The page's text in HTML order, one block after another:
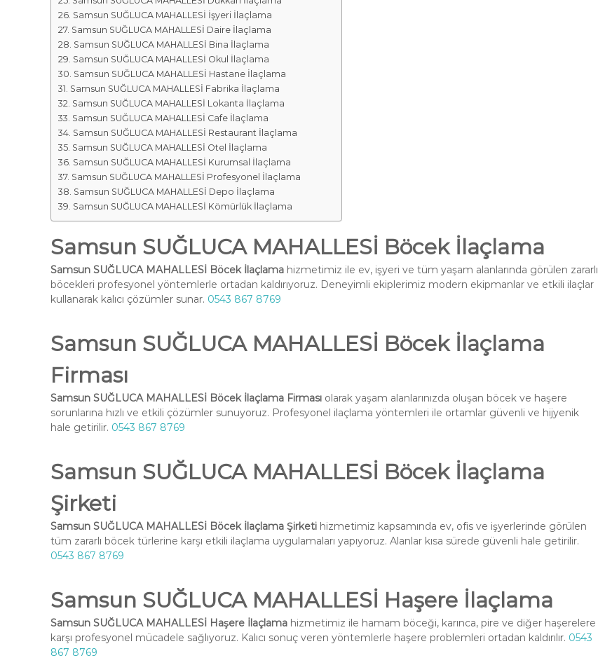
Samsun SUĞLUCA MAHALLESİ İşyeri İlaçlama
Samsun SUĞLUCA MAHALLESİ Daire İlaçlama
Samsun SUĞLUCA MAHALLESİ Bina İlaçlama
Samsun SUĞLUCA MAHALLESİ Okul İlaçlama
Samsun SUĞLUCA MAHALLESİ Hastane İlaçlama
Samsun SUĞLUCA MAHALLESİ Fabrika İlaçlama
Samsun SUĞLUCA MAHALLESİ Lokanta İlaçlama
Samsun SUĞLUCA MAHALLESİ Cafe İlaçlama
Samsun SUĞLUCA MAHALLESİ Restaurant İlaçlama
Samsun SUĞLUCA MAHALLESİ Otel İlaçlama
Samsun SUĞLUCA MAHALLESİ Kurumsal İlaçlama
Samsun SUĞLUCA MAHALLESİ Profesyonel İlaçlama
Samsun SUĞLUCA MAHALLESİ Depo İlaçlama
Samsun SUĞLUCA MAHALLESİ Kömürlük İlaçlama
Samsun SUĞLUCA MAHALLESİ Böcek İlaçlama
Samsun SUĞLUCA MAHALLESİ Böcek İlaçlama hizmetimiz ile ev, işyeri ve tüm yaşam alanlarında görülen zararlı
böcekleri profesyonel yöntemlerle ortadan kaldırıyoruz. Deneyimli ekiplerimiz modern ekipmanlar ve etkili ilaçlar
kullanarak kalıcı çözümler sunar. 0543 867 8769
Samsun SUĞLUCA MAHALLESİ Böcek İlaçlama
Firması
Samsun SUĞLUCA MAHALLESİ Böcek İlaçlama Firması olarak yaşam alanlarınızda oluşan böcek ve haşere
sorunlarına hızlı ve etkili çözümler sunuyoruz. Profesyonel ilaçlama yöntemleri ile ortamlar güvenli ve hijyenik
hale getirilir. 0543 867 8769
Samsun SUĞLUCA MAHALLESİ Böcek İlaçlama
Şirketi
Samsun SUĞLUCA MAHALLESİ Böcek İlaçlama Şirketi hizmetimiz kapsamında ev, ofis ve işyerlerinde görülen
tüm zararlı böcek türlerine karşı etkili ilaçlama uygulamaları yapıyoruz. Alanlar kısa sürede güvenli hale getirilir.
0543 867 8769
Samsun SUĞLUCA MAHALLESİ Haşere İlaçlama
Samsun SUĞLUCA MAHALLESİ Haşere İlaçlama hizmetimiz ile hamam böceği, karınca, pire ve diğer haşerelere
karşı profesyonel mücadele sağlıyoruz. Kalıcı sonuç veren yöntemlerle haşere problemleri ortadan kaldırılır. 0543
867 8769